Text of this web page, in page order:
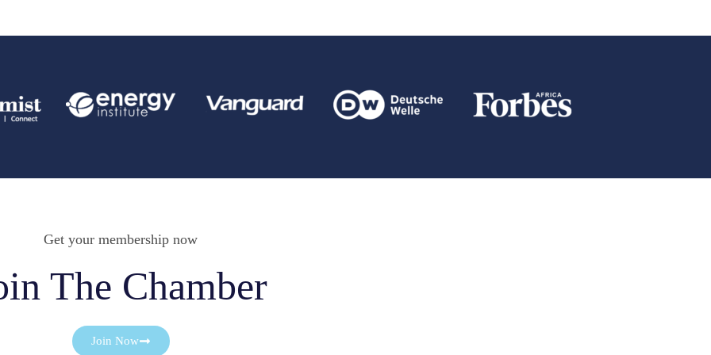
Get your membership now
The Chamber
Join Now